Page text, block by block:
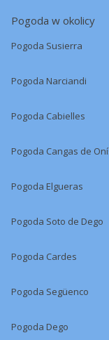
Pogoda w okolicy
Pogoda Susierra
Pogoda Narciandi
Pogoda Cabielles
Pogoda Cangas de
Pogoda Elgueras
Pogoda Soto de Dego
Pogoda Cardes
Pogoda Següenco
Pogoda Dego